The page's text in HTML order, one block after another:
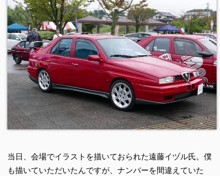
当日、会場でイラストを描いておられた遠藤イヅル氏。僕
も描いていただいたんですが、ナンバーを間違えていた